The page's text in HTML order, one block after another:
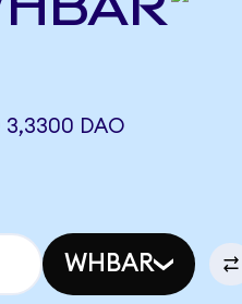
3,3300 DAO
WHBAR